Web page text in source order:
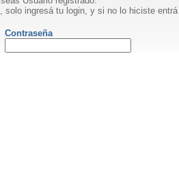
solo ingresá tu login, y si no lo hiciste entrá
Contraseña